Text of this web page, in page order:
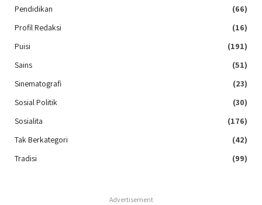
Pendidikan
(66)
Profil Redaksi
(16)
Puisi
(191)
Sains
(51)
Sinematografi
(23)
Sosial Politik
(30)
Sosialita
(176)
Tak Berkategori
(42)
Tradisi
(99)
Advertisement